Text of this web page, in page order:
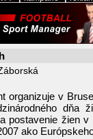
organizuje v
dňa
postavenie žien
ako